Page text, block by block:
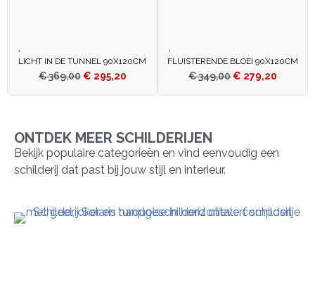
LICHT IN DE TUNNEL 90X120CM
€369,00 € 295,20
FLUISTERENDE BLOEI 90X120CM
€349,00 € 279,20
ONTDEK MEER SCHILDERIJEN
Bekijk populaire categorieën en vind eenvoudig een
schilderij dat past bij jouw stijl en interieur.